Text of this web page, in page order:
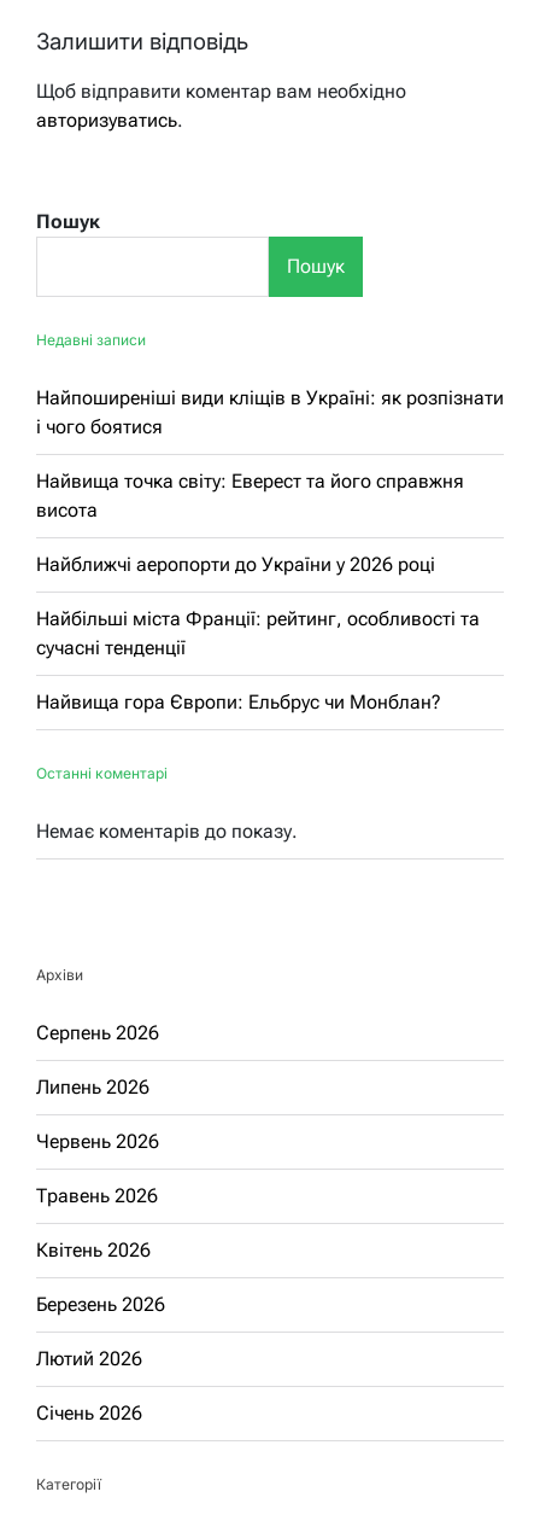
Залишити відповідь
Щоб відправити коментар вам необхідно
авторизуватись.
Пошук
Пошук
Недавні записи
Найпоширеніші види кліщів в Україні: як розпізнати
і чого боятися
Найвища точка світу: Еверест та його справжня
висота
Найближчі аеропорти до України у 2026 році
Найбільші міста Франції: рейтинг, особливості та
сучасні тенденції
Найвища гора Європи: Ельбрус чи Монблан?
Останні коментарі
Немає коментарів до показу.
Архіви
Серпень 2026
Липень 2026
Червень 2026
Травень 2026
Квітень 2026
Березень 2026
Лютий 2026
Січень 2026
Категорії